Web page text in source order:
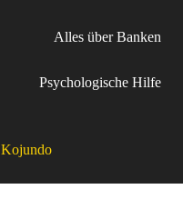
Alles über Banken
Psychologische Hilfe
Kojundo